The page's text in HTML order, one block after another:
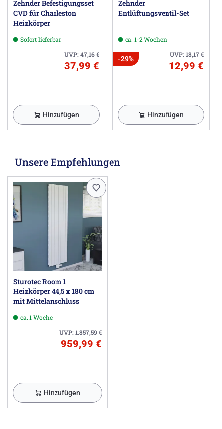
Zehnder Befestigungsset
CVD für Charleston
Heizkörper
Sofort lieferbar
UVP:47,16€
37,99 €
Hinzufügen
Zehnder
Entlüftungsventil-Set
ca. 1-2 Wochen
UVP:18,17€
-29%
12,99 €
Hinzufügen
Unsere Empfehlungen
Sturotec Room 1
Heizkörper 44,5 x 180 cm
mit Mittelanschluss
ca. 1 Woche
UVP:1.857,59€
959,99 €
Hinzufügen